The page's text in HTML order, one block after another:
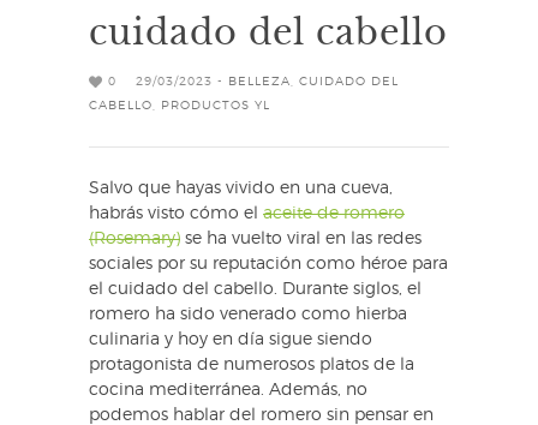
cuidado del cabello
0 29/03/2023 - BELLEZA
CUIDADO DEL
CABELLO
PRODUCTOS YL
Salvo que hayas vivido en una cueva,
habrás visto cómo el aceite de romero
(Rosemary) se ha vuelto viral en las redes
sociales por su reputación como héroe para
el cuidado del cabello. Durante siglos, el
romero ha sido venerado como hierba
culinaria y hoy en día sigue siendo
protagonista de numerosos platos de la
cocina mediterránea. Además, no
podemos hablar del romero sin pensar en